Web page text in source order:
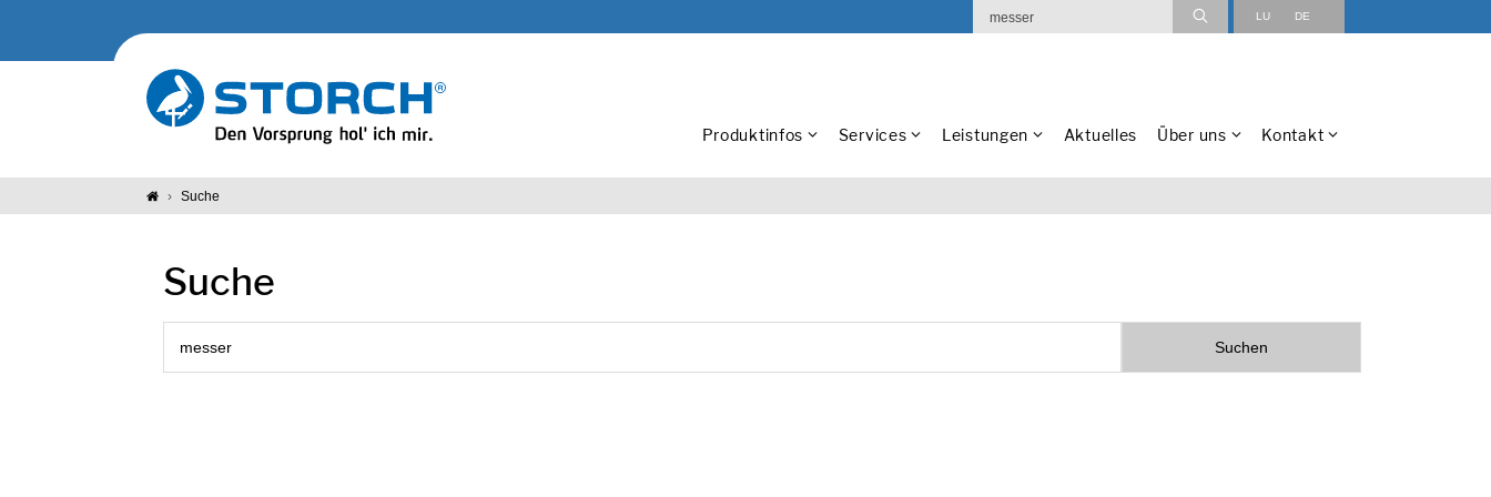
Produktinfos Services Leistungen Aktuelles Über uns Kontakt
LU DE
Suche
Suche